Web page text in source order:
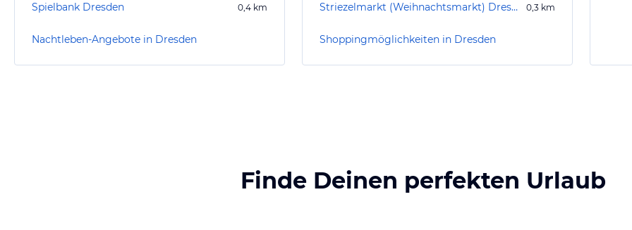
Spielbank Dresden 0,4 km
Nachtleben-Angebote in Dresden
Striezelmarkt (Weihnachtsmarkt) Dresden 0,3 km
Shoppingmöglichkeiten in Dresden
Finde Deinen perfekten Urlaub